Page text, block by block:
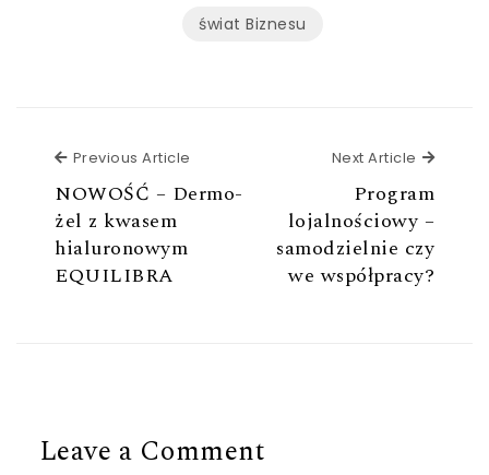
świat Biznesu
Previous Article
NOWOŚĆ – Dermo-
żel z kwasem
hialuronowym
EQUILIBRA
Next Article Next
Program
lojalnościowy –
samodzielnie czy
we współpracy?
Leave a Comment